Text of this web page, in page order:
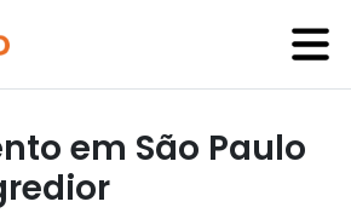
em São Paulo